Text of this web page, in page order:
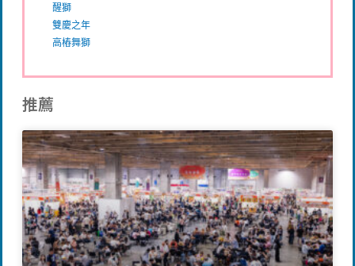
醒獅
雙慶之年
高樁舞獅
推薦